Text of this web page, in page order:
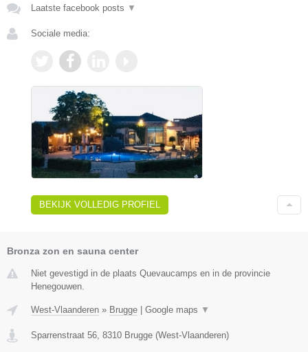
Laatste facebook posts ▼
Sociale media:
BEKIJK VOLLEDIG PROFIEL
Bronza zon en sauna center
Niet gevestigd in de plaats Quevaucamps en in de provincie
Henegouwen.
West-Vlaanderen » Brugge Google maps ▼
Sparrenstraat 56, 8310 Brugge (West-Vlaanderen)